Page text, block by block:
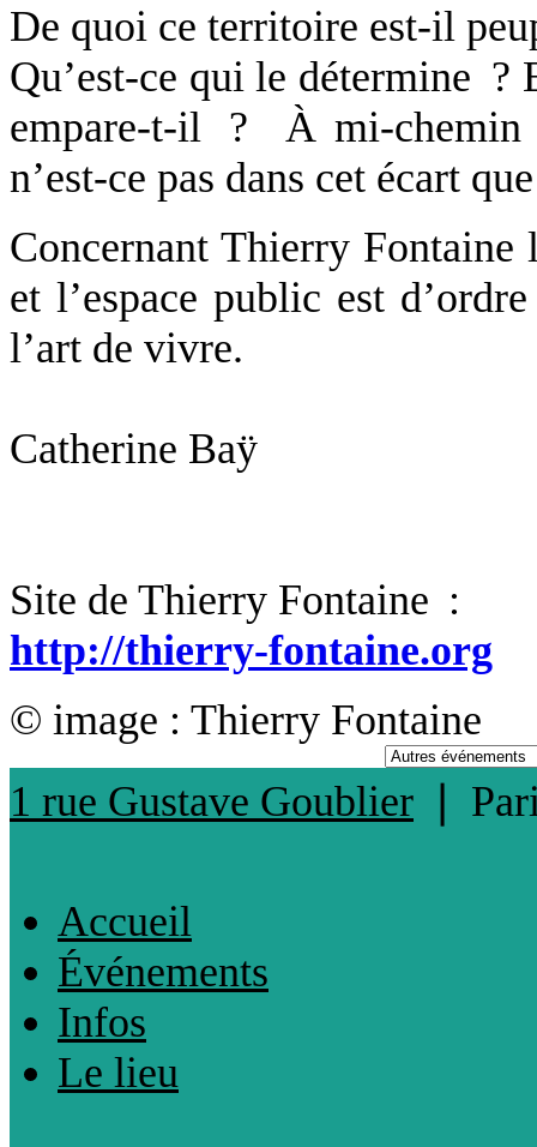
De quoi ce territoire est-il
Qu’est-ce qui le détermine ?
empare-t-il ? À mi-chemin
n’est-ce pas dans cet écart
ConcernantThierry Fontaine
et l’espace public est
l’art de vivre.
Catherine Baÿ
Site de Thierry Fontaine :
http://thierry-fontaine.org
© image : Thierry Fontaine
1 rue Gustave Goublier
Accueil
Événements
Infos
Le lieu